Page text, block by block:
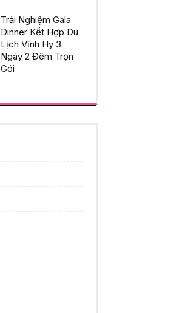
Trải Nghiệm Gala
Dinner Kết Hợp Du
Lịch Vĩnh Hy 3
Ngày 2 Đêm Trọn
Gói